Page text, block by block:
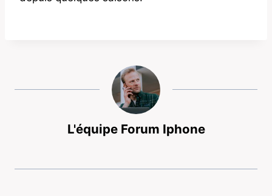
L'équipe Forum Iphone